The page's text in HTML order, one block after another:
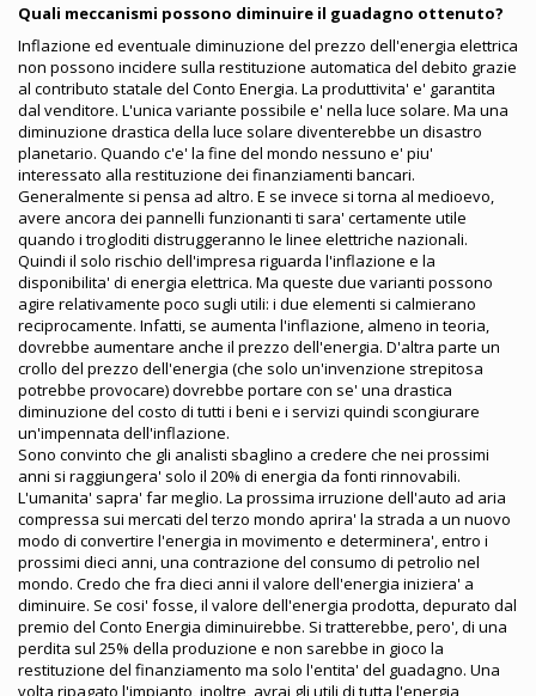
Quali meccanismi possono diminuire il guadagno ottenuto?
Inflazione ed eventuale diminuzione del prezzo dell'energia elettrica
non possono incidere sulla restituzione automatica del debito grazie
al contributo statale del Conto Energia. La produttivita' e' garantita
dal venditore. L'unica variante possibile e' nella luce solare. Ma una
diminuzione drastica della luce solare diventerebbe un disastro
planetario. Quando c'e' la fine del mondo nessuno e' piu'
interessato alla restituzione dei finanziamenti bancari.
Generalmente si pensa ad altro. E se invece si torna al medioevo,
avere ancora dei pannelli funzionanti ti sara' certamente utile
quando i trogloditi distruggeranno le linee elettriche nazionali.
Quindi il solo rischio dell'impresa riguarda l'inflazione e la
disponibilita' di energia elettrica. Ma queste due varianti possono
agire relativamente poco sugli utili: i due elementi si calmierano
reciprocamente. Infatti, se aumenta l'inflazione, almeno in teoria,
dovrebbe aumentare anche il prezzo dell'energia. D'altra parte un
crollo del prezzo dell'energia (che solo un'invenzione strepitosa
potrebbe provocare) dovrebbe portare con se' una drastica
diminuzione del costo di tutti i beni e i servizi quindi scongiurare
un'impennata dell'inflazione.
Sono convinto che gli analisti sbaglino a credere che nei prossimi
anni si raggiungera' solo il 20% di energia da fonti rinnovabili.
L'umanita' sapra' far meglio. La prossima irruzione dell'auto ad aria
compressa sui mercati del terzo mondo aprira' la strada a un nuovo
modo di convertire l'energia in movimento e determinera', entro i
prossimi dieci anni, una contrazione del consumo di petrolio nel
mondo. Credo che fra dieci anni il valore dell'energia iniziera' a
diminuire. Se cosi' fosse, il valore dell'energia prodotta, depurato dal
premio del Conto Energia diminuirebbe. Si tratterebbe, pero', di una
perdita sul 25% della produzione e non sarebbe in gioco la
restituzione del finanziamento ma solo l'entita' del guadagno. Una
volta ripagato l'impianto, inoltre, avrai gli utili di tutta l'energia